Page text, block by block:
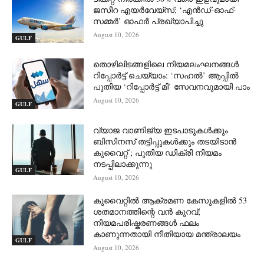
GULF
ജസീറ എയർവേയ്‌സ്; ‘എൻഡ്-ഓഫ്-
സമ്മർ’ ഓഫർ പ്രഖ്യാപിച്ചു
August 10, 2026
GULF
തൊഴിലിടങ്ങളിലെ നിയമലംഘനങ്ങൾ
റിപ്പോർട്ട് ചെയ്യാം: ‘സഹൽ’ ആപ്പിൽ
പുതിയ ‘റിപ്പോർട്ട് മി’ സേവനവുമായി പാം
August 10, 2026
GULF
വ്യാജ വാണിജ്യ ഇടപാടുകൾക്കും
ബിസിനസ് തട്ടിപ്പുകൾക്കും തടയിടാൻ
കുവൈറ്റ് ; പുതിയ ഡിക്രി നിയമം
നടപ്പിലാക്കുന്നു
August 10, 2026
GULF
കുവൈറ്റിൽ ആക്രമണ കേസുകളിൽ 53
ശതമാനത്തിന്റെ വൻ കുറവ്;
നിയമപരിഷ്കരണങ്ങൾ ഫലം
കാണുന്നതായി നീതിയായ മന്ത്രാലയം
August 10, 2026